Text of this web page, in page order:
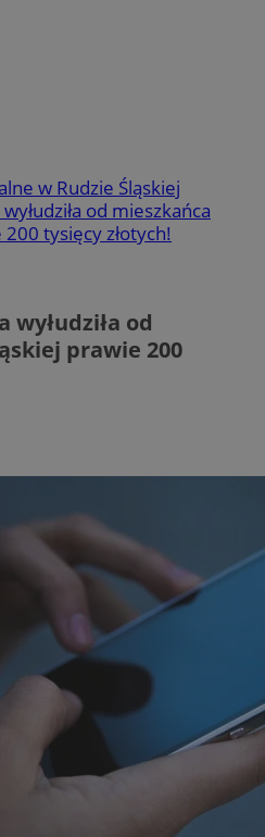
w Rudzie Śląskiej
od mieszkańca
tysięcy złotych!
wyłudziła od
prawie 200